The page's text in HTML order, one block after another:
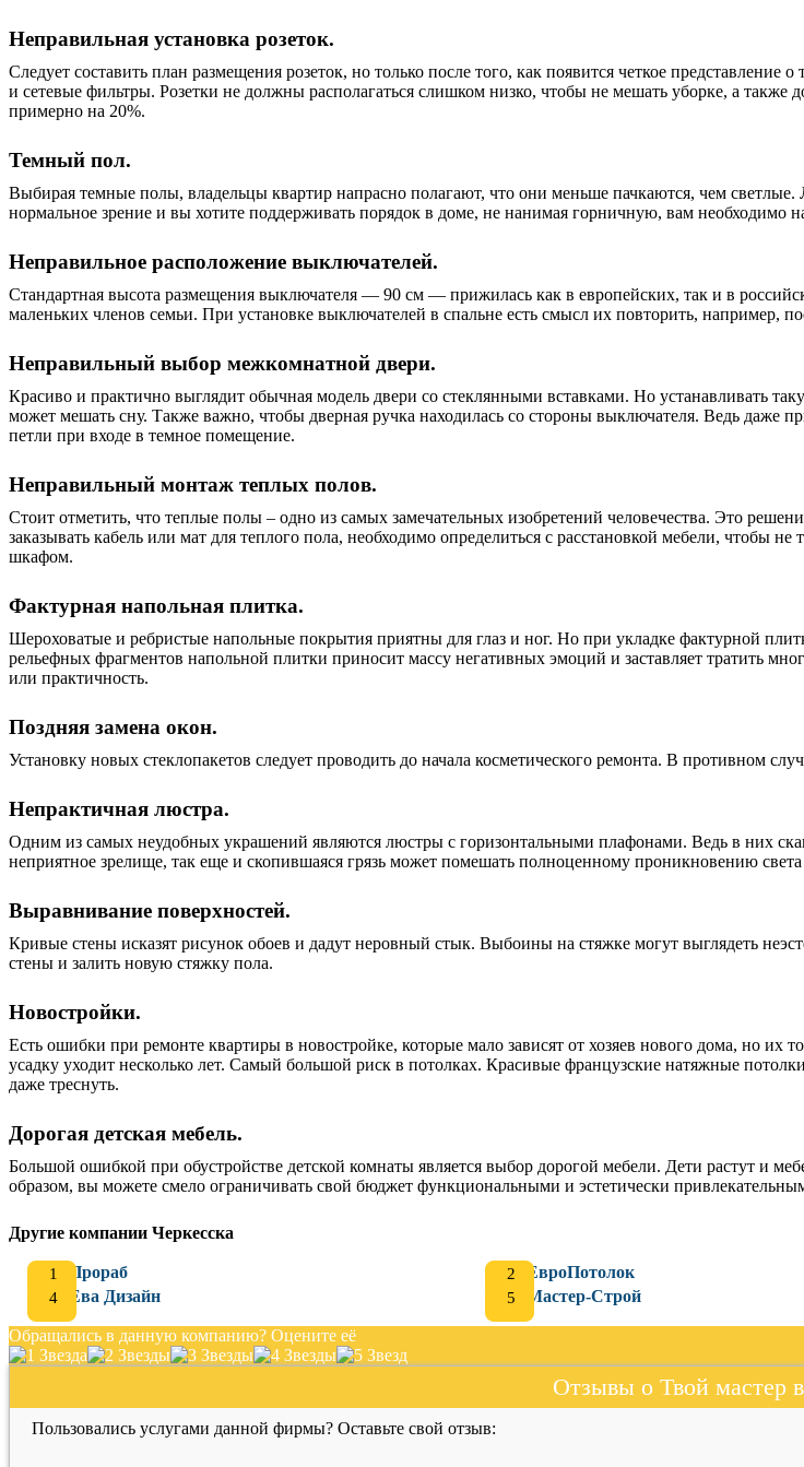
Неправильная установка розеток.
Следует составить план размещения розеток, но только после того, как появится четкое
и сетевые фильтры. Розетки не должны располагаться слишком низко, чтобы не мешать уборке, а
примерно на 20%.
Темный пол.
Выбирая темные полы, владельцы квартир напрасно полагают, что они меньше пачкаются, чем
нормальное зрение и вы хотите поддерживать порядок в доме, не нанимая горничную, вам необходимо
Неправильное расположение выключателей.
Стандартная высота размещения выключателя — 90 см — прижилась как в европейских, так и в
маленьких членов семьи. При установке выключателей в спальне есть смысл их повторить, например,
Неправильный выбор межкомнатной двери.
Красиво и практично выглядит обычная модель двери со стеклянными вставками. Но устанавливать
может мешать сну. Также важно, чтобы дверная ручка находилась со стороны выключателя. Ведь даже
петли при входе в темное помещение.
Неправильный монтаж теплых полов.
Стоит отметить, что теплые полы – одно из самых замечательных изобретений человечества. Это
заказывать кабель или мат для теплого пола, необходимо определиться с расстановкой мебели, чтобы
шкафом.
Фактурная напольная плитка.
Шероховатые и ребристые напольные покрытия приятны для глаз и ног. Но при укладке фактурной
рельефных фрагментов напольной плитки приносит массу негативных эмоций и заставляет тратить
или практичность.
Поздняя замена окон.
Установку новых стеклопакетов следует проводить до начала косметического ремонта. В противном
Непрактичная люстра.
Одним из самых неудобных украшений являются люстры с горизонтальными плафонами. Ведь в них
неприятное зрелище, так еще и скопившаяся грязь может помешать полноценному проникновению
Выравнивание поверхностей.
Кривые стены исказят рисунок обоев и дадут неровный стык. Выбоины на стяжке могут выглядеть
стены и залить новую стяжку пола.
Новостройки.
Есть ошибки при ремонте квартиры в новостройке, которые мало зависят от хозяев нового дома, но
усадку уходит несколько лет. Самый большой риск в потолках. Красивые французские натяжные
даже треснуть.
Дорогая детская мебель.
Большой ошибкой при обустройстве детской комнаты является выбор дорогой мебели. Дети растут и
образом, вы можете смело ограничивать свой бюджет функциональными и эстетически
Другие компании Черкесска
Прораб ЕвроПотолок
Ева Дизайн
Мастер-Строй
Обращались в данную компанию? Оцените её
Отзывы о Твой мастер
Пользовались услугами данной фирмы? Оставьте свой отзыв: